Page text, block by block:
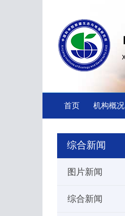
首页 机构概况
综合新闻
图片新闻
综合新闻